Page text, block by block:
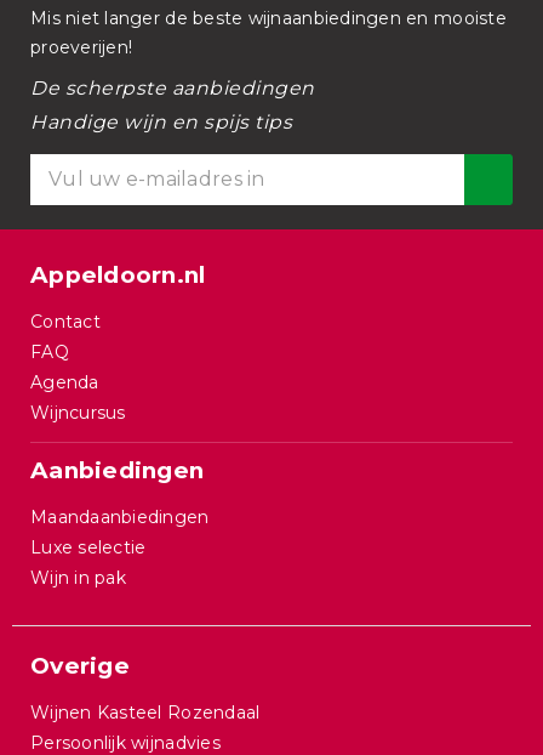
Mis niet langer de beste wijnaanbiedingen en mooiste
proeverijen!
De scherpste aanbiedingen
Handige wijn en spijs tips
Appeldoorn.nl
Contact
FAQ
Agenda
Wijncursus
Aanbiedingen
Maandaanbiedingen
Luxe selectie
Wijn in pak
Overige
Wijnen Kasteel Rozendaal
Persoonlijk wijnadvies